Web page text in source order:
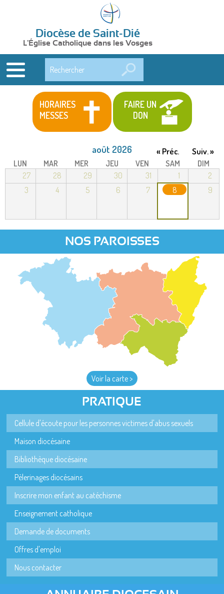
Diocèse de Saint-Dié
L'Église Catholique dans les Vosges
HORAIRES
MESSES
FAIRE UN
DON
août 2026 « Préc. Suiv. »
LUN MAR MER JEU VEN SAM
DIM
27
28 29 30 31 1
2
3
4 5 6 7 8 9
NOS PAROISSES
Voir la carte >
PRATIQUE
Cellule d'écoute pour les personnes victimes d'abus sexuels
Maison diocésaine
Bibliothèque diocésaine
Pèlerinages diocésains
Inscrire mon enfant au catéchisme
Enseignement catholique
Demande de documents
Offres d'emploi
Nous contacter